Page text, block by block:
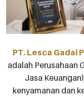
PT. Lesca Gadai
adalah Perusahaan
Jasa
kenyamanan dan